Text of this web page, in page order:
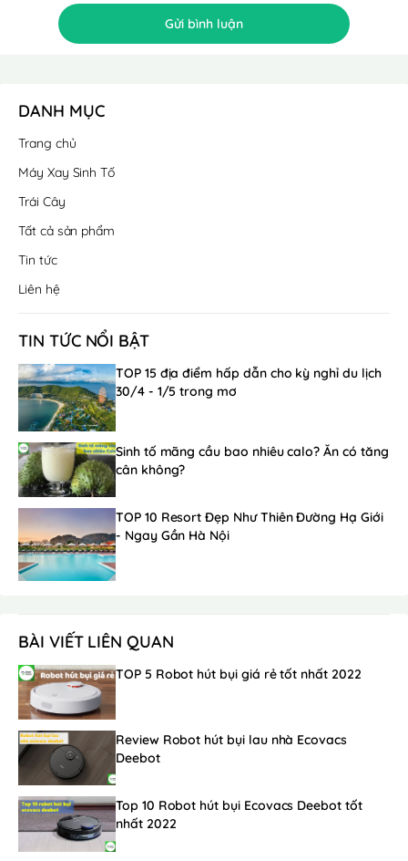
Gửi bình luận
DANH MỤC
Trang chủ
Máy Xay Sinh Tố
Trái Cây
Tất cả sản phẩm
Tin tức
Liên hệ
TIN TỨC NỔI BẬT
TOP 15 địa điểm hấp dẫn cho kỳ nghỉ du lịch
30/4 - 1/5 trong mơ
Sinh tố mãng cầu bao nhiêu calo? Ăn có tăng
cân không?
TOP 10 Resort Đẹp Như Thiên Đường Hạ Giới
- Ngay Gần Hà Nội
BÀI VIẾT LIÊN QUAN
TOP 5 Robot hút bụi giá rẻ tốt nhất 2022
Review Robot hút bụi lau nhà Ecovacs
Deebot
Top 10 Robot hút bụi Ecovacs Deebot tốt
nhất 2022